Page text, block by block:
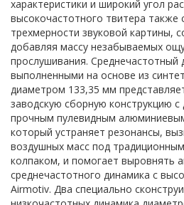
характеристики и широкий угол
высокочастотного твитера также
трехмерности звуковой картины,
добавляя массу незабываемых
прослушивания.
выполненными на основе из
диаметром 133,35 мм
заводскую сборную конструкцию
прочным пулевидным
который устраняет резонансы,
воздушных масс под
колпаком, и помогает выровнять
среднечастотного динамика с
Airmotiv. Два специально